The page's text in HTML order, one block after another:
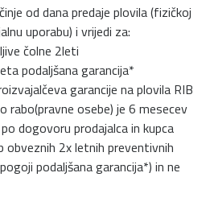
od dana predaje plovila (fizičkoj
uporabu) i vrijedi za:
čolne 2leti
podaljšana garancija*
garancije na plovila RIB
rabo(pravne osebe) je 6 mesecev
dogovoru prodajalca in kupca
obveznih 2x letnih preventivnih
podaljšana garancija*) in ne